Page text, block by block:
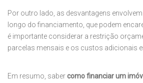
Por outro lado, as desvantagens
longo do financiamento, que podem
é importante considerar a restrição
parcelas mensais e os custos adicionais
Em resumo, sabercomo financiar um